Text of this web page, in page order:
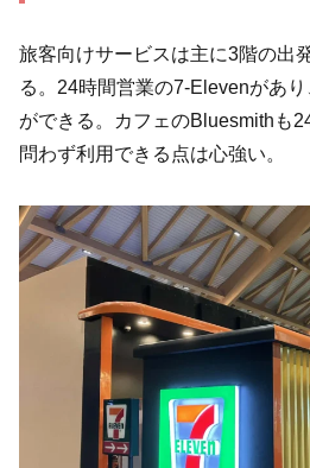
旅客向けサービスは主に3階の出
る。24時間営業の7-Elevenがあ
ができる。カフェのBluesmithも
問わず利用できる点は心強い。